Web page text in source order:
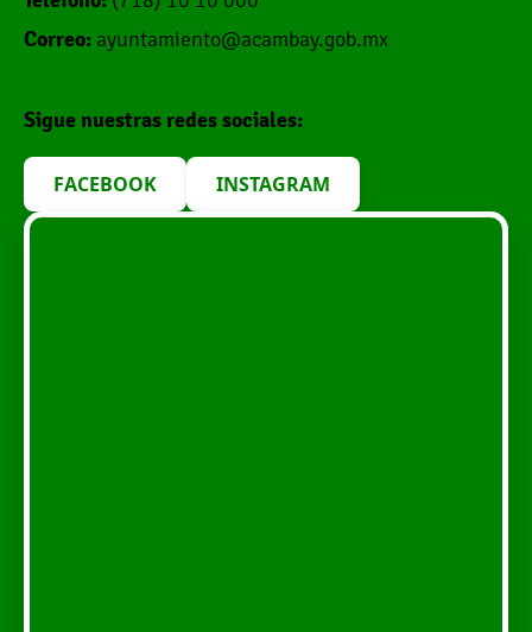
Correo: ayuntamiento@acambay.gob.mx
Sigue nuestras redes sociales:
FACEBOOK INSTAGRAM